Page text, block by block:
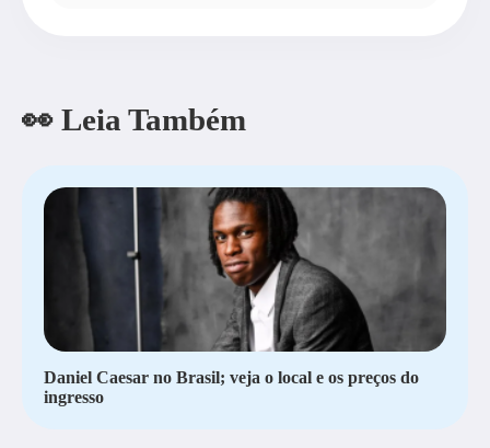
👀 Leia Também
Daniel Caesar no Brasil; veja o local e os preços do
ingresso